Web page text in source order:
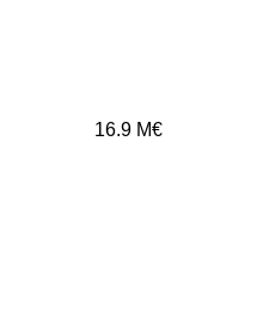
16.9 M€